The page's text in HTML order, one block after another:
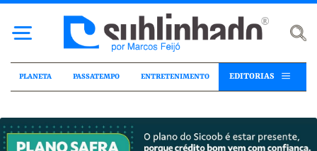
PLANETA PASSATEMPO ENTRETENIMENTO EDITORIAS